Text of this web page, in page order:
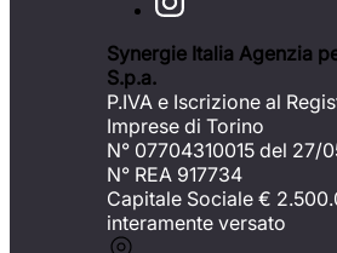
Synergie Italia Agenzia
S.p.a.
P.IVA e Iscrizione al
Imprese di Torino
N° 07704310015 del 27/
N° REA 917734
Capitale Sociale €
interamente versato